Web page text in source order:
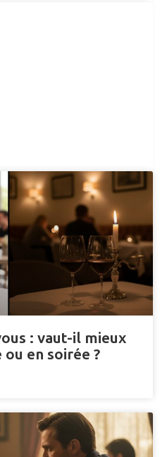
: vaut-il mieux
en soirée ?